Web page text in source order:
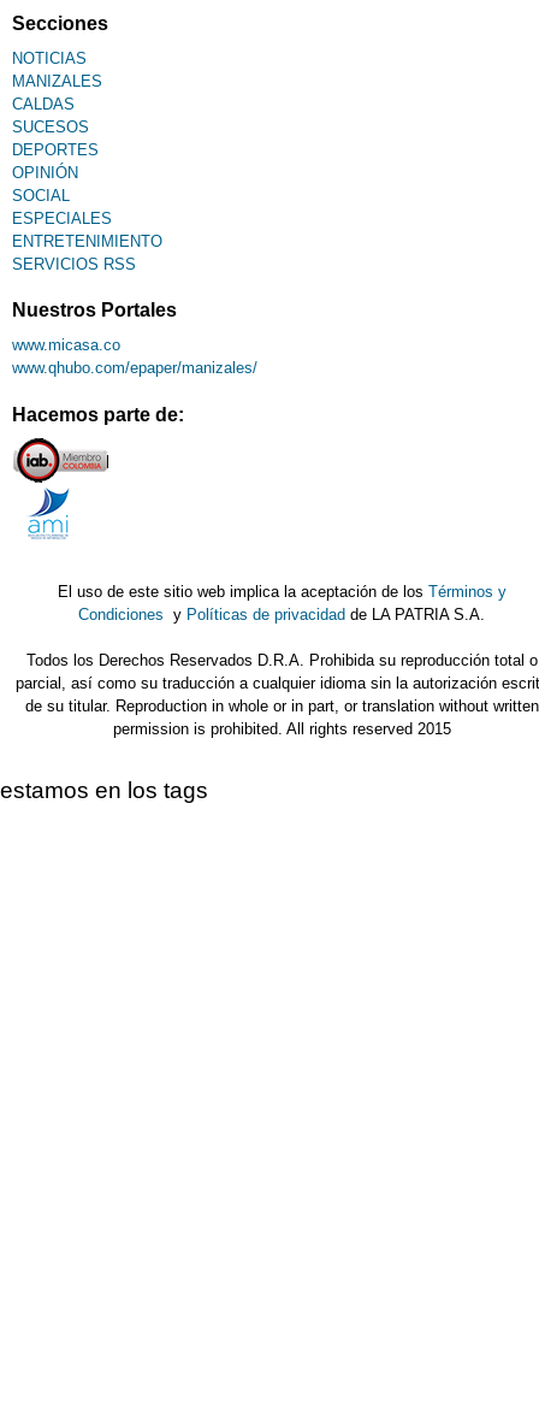
Secciones
NOTICIAS
MANIZALES
CALDAS
SUCESOS
DEPORTES
OPINIÓN
SOCIAL
ESPECIALES
ENTRETENIMIENTO
SERVICIOS RSS
Nuestros Portales
www.micasa.co
www.qhubo.com/epaper/manizales/
Hacemos parte de:
El uso de este sitio web implica la aceptación de los Términos y
Condiciones y Políticas de privacidad de LA PATRIA S.A.
Todos los Derechos Reservados D.R.A. Prohibida su reproducción total o
parcial, así como su traducción a cualquier idioma sin la autorización
de su titular. Reproduction in whole or in part, or translation without written
permission is prohibited. All rights reserved 2015
estamos en los tags